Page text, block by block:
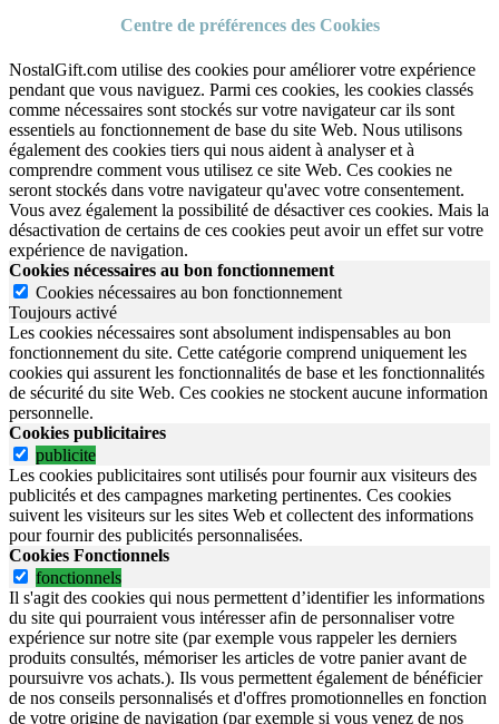
Centre de préférences des Cookies
NostalGift.com utilise des cookies pour améliorer votre expérience
pendant que vous naviguez. Parmi ces cookies, les cookies classés
comme nécessaires sont stockés sur votre navigateur car ils sont
essentiels au fonctionnement de base du site Web. Nous utilisons
également des cookies tiers qui nous aident à analyser et à
comprendre comment vous utilisez ce site Web. Ces cookies ne
seront stockés dans votre navigateur qu'avec votre consentement.
Vous avez également la possibilité de désactiver ces cookies. Mais la
désactivation de certains de ces cookies peut avoir un effet sur votre
expérience de navigation.
Cookies nécessaires au bon fonctionnement
Cookies nécessaires au bon fonctionnement
Toujours activé
Les cookies nécessaires sont absolument indispensables au bon
fonctionnement du site. Cette catégorie comprend uniquement les
cookies qui assurent les fonctionnalités de base et les fonctionnalités
de sécurité du site Web. Ces cookies ne stockent aucune information
personnelle.
Cookies publicitaires
publicite
Les cookies publicitaires sont utilisés pour fournir aux visiteurs des
publicités et des campagnes marketing pertinentes. Ces cookies
suivent les visiteurs sur les sites Web et collectent des informations
pour fournir des publicités personnalisées.
Cookies Fonctionnels
fonctionnels
Il s'agit des cookies qui nous permettent d’identifier les informations
du site qui pourraient vous intéresser afin de personnaliser votre
expérience sur notre site (par exemple vous rappeler les derniers
produits consultés, mémoriser les articles de votre panier avant de
poursuivre vos achats.). Ils vous permettent également de bénéficier
de nos conseils personnalisés et d'offres promotionnelles en fonction
de votre origine de navigation (par exemple si vous venez de nos